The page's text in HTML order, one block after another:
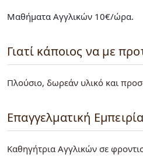
Μαθήματα Αγγλικών 10€/ώρα.
Γιατί κάποιος να με
Πλούσιο, δωρεάν υλικό και
Επαγγελματική Εμπειρία
Καθηγήτρια Αγγλικών σε